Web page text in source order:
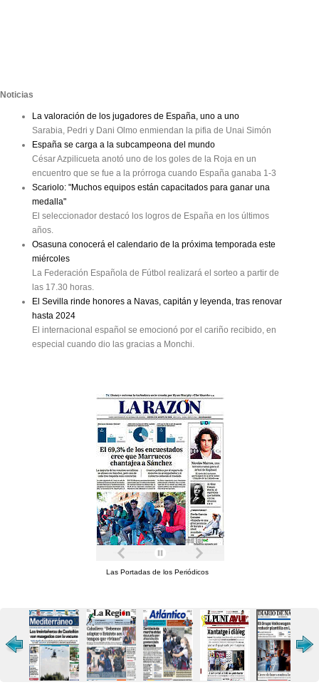
Noticias
La valoración de los jugadores de España, uno a uno
Sarabia, Pedri y Dani Olmo enmiendan la pifia de Unai Simón
España se carga a la subcampeona del mundo
César Azpilicueta anotó uno de los goles de la Roja en un
encuentro que se fue a la prórroga cuando España ganaba 1-3
Scariolo: "Muchos equipos están capacitados para ganar una
medalla"
El seleccionador destacó los logros de España en los últimos
años.
Osasuna conocerá el calendario de la próxima temporada este
miércoles
La Federación Española de Fútbol realizará el sorteo a partir de
las 17.30 horas.
El Sevilla rinde honores a Navas, capitán y leyenda, tras renovar
hasta 2024
El internacional español se emocionó por el cariño recibido, en
especial cuando dio las gracias a Monchi.
Las Portadas de los Periódicos